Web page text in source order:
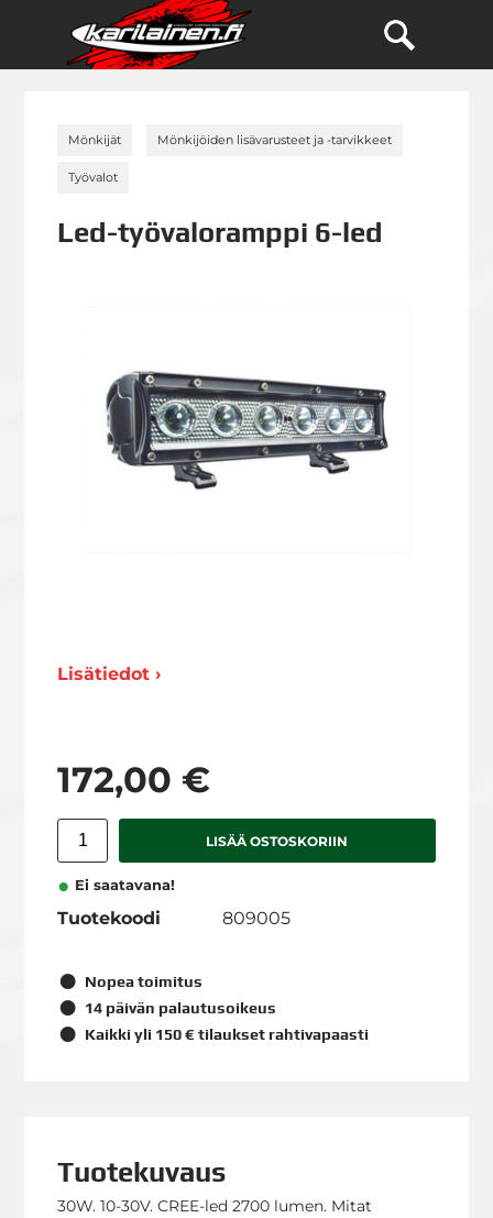
Mönkijät Mönkijöiden lisävarusteet ja -tarvikkeet
Työvalot
Led-työvaloramppi 6-led
Lisätiedot ›
172,00 €
LISÄÄ OSTOSKORIIN
Ei saatavana!
Tuotekoodi 809005
Nopea toimitus
14 päivän palautusoikeus
Kaikki yli 150 € tilaukset rahtivapaasti
Tuotekuvaus
30W. 10-30V. CREE-led 2700 lumen. Mitat